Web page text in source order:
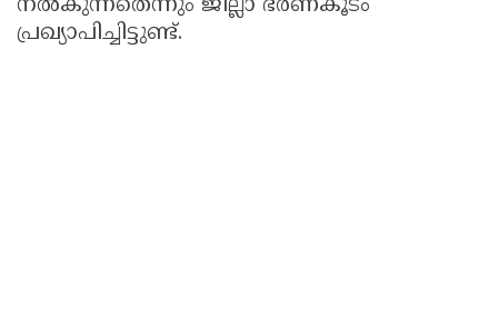
നൽകുന്നതെന്നും ജില്ലാ ഭരണകൂടം
പ്രഖ്യാപിച്ചിട്ടുണ്ട്.